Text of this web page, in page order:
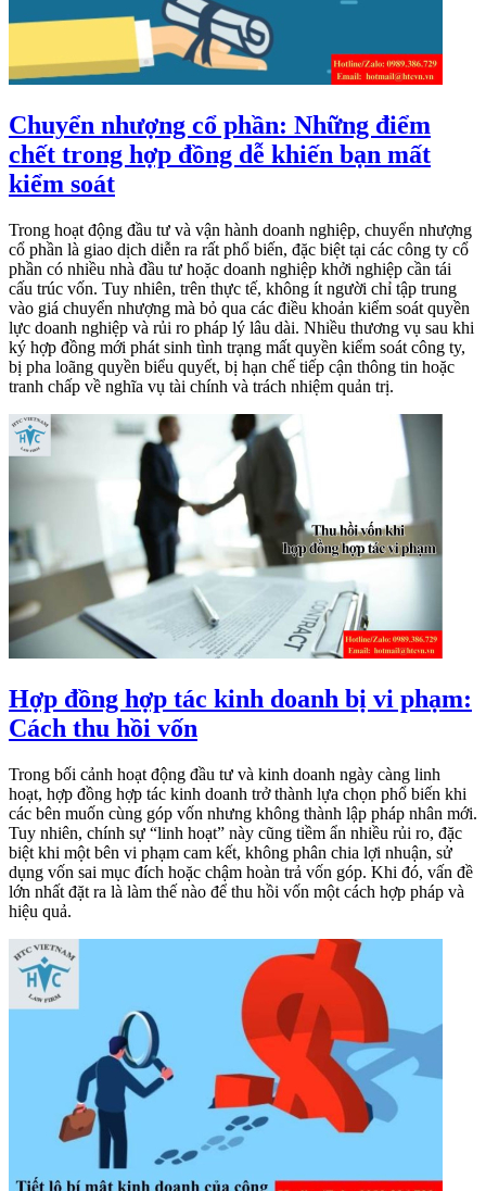
Chuyển nhượng cổ phần: Những điểm
chết trong hợp đồng dễ khiến bạn mất
kiểm soát
Trong hoạt động đầu tư và vận hành doanh nghiệp, chuyển nhượng
cổ phần là giao dịch diễn ra rất phổ biến, đặc biệt tại các công ty cổ
phần có nhiều nhà đầu tư hoặc doanh nghiệp khởi nghiệp cần tái
cấu trúc vốn. Tuy nhiên, trên thực tế, không ít người chỉ tập trung
vào giá chuyển nhượng mà bỏ qua các điều khoản kiểm soát quyền
lực doanh nghiệp và rủi ro pháp lý lâu dài. Nhiều thương vụ sau khi
ký hợp đồng mới phát sinh tình trạng mất quyền kiểm soát công ty,
bị pha loãng quyền biểu quyết, bị hạn chế tiếp cận thông tin hoặc
tranh chấp về nghĩa vụ tài chính và trách nhiệm quản trị.
Hợp đồng hợp tác kinh doanh bị vi phạm:
Cách thu hồi vốn
Trong bối cảnh hoạt động đầu tư và kinh doanh ngày càng linh
hoạt, hợp đồng hợp tác kinh doanh trở thành lựa chọn phổ biến khi
các bên muốn cùng góp vốn nhưng không thành lập pháp nhân mới.
Tuy nhiên, chính sự “linh hoạt” này cũng tiềm ẩn nhiều rủi ro, đặc
biệt khi một bên vi phạm cam kết, không phân chia lợi nhuận, sử
dụng vốn sai mục đích hoặc chậm hoàn trả vốn góp. Khi đó, vấn đề
lớn nhất đặt ra là làm thế nào để thu hồi vốn một cách hợp pháp và
hiệu quả.